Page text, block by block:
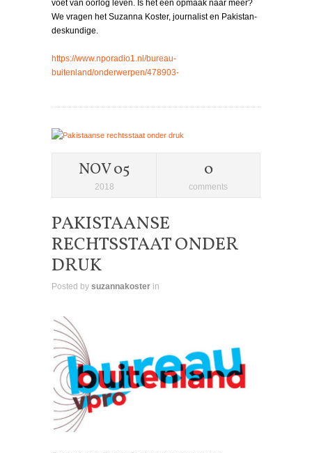
voet van oorlog leven. Is het een opmaak naar meer?
We vragen het Suzanna Koster, journalist en Pakistan-
deskundige.
https://www.nporadio1.nl/bureau-
buitenland/onderwerpen/478903-
NOV 05
2018
0
comments
PAKISTAANSE
RECHTSSTAAT ONDER
DRUK
Posted by suzannakoster in